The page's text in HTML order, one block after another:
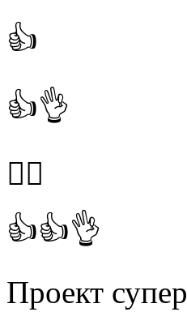
👍
👍👌
👍🏻
👍👍👌
Проект супер